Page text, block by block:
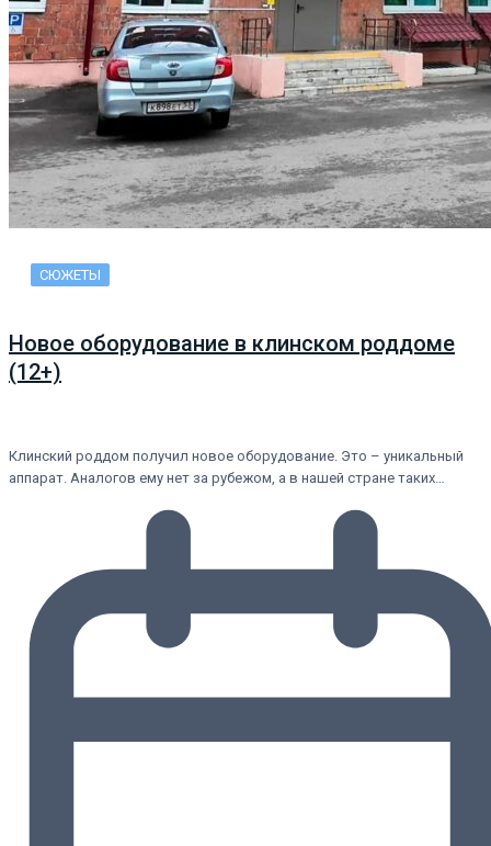
СЮЖЕТЫ
Новое оборудование в клинском роддоме
(12+)
Клинский роддом получил новое оборудование. Это – уникальный
аппарат. Аналогов ему нет за рубежом, а в нашей стране таких…